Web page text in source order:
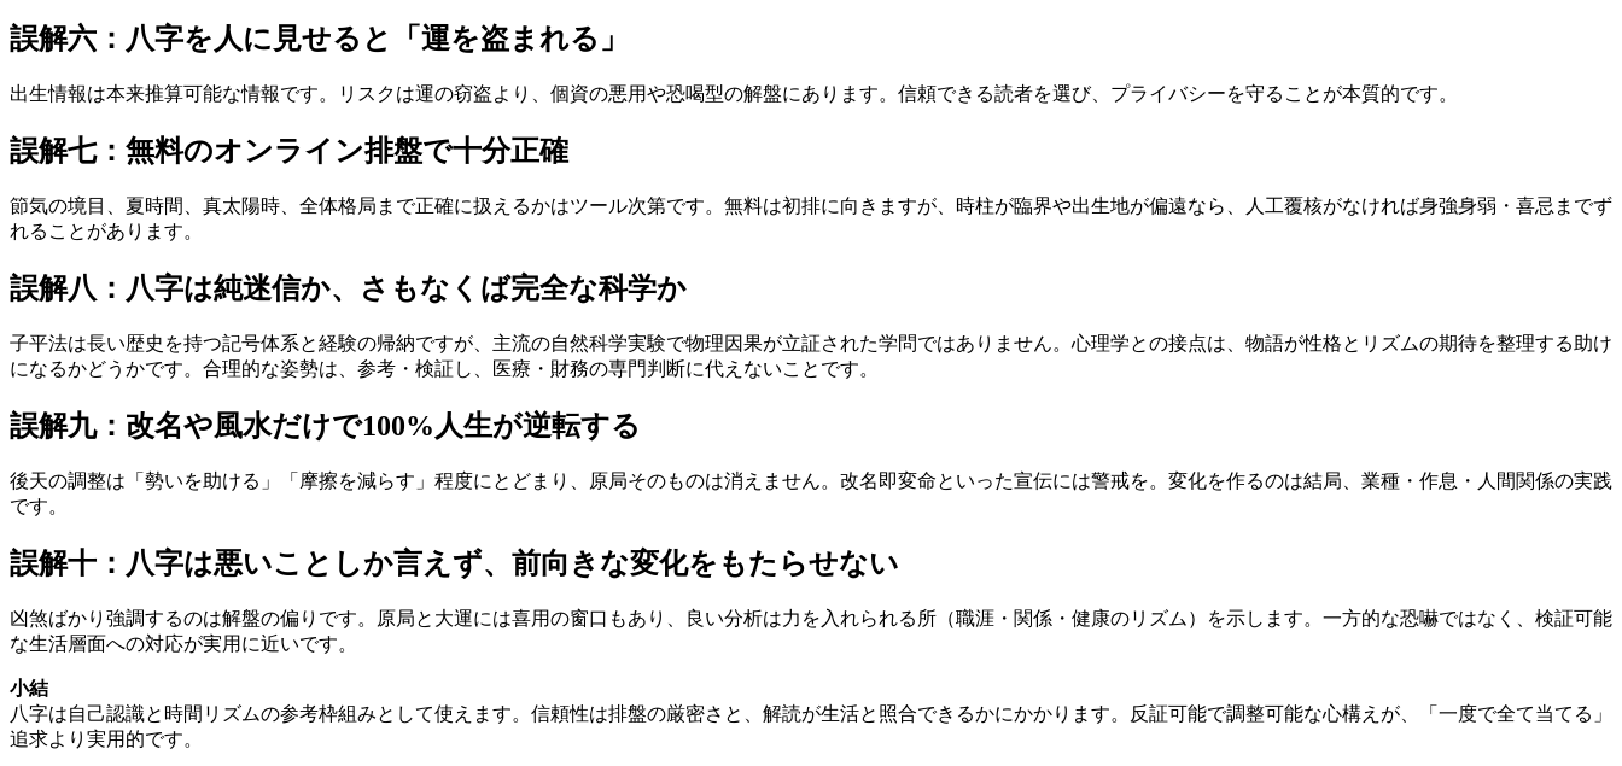
誤解六：八字を人に見せると「運を盗まれる」
出生情報は本来推算可能な情報です。リスクは運の窃盗より、個資の悪用や恐喝型の解盤にあります。信頼できる読者を選び、プライバシーを守ることが本質的です。
誤解七：無料のオンライン排盤で十分正確
節気の境目、夏時間、真太陽時、全体格局まで正確に扱えるかはツール次第です。無料は初排に向きますが、時柱が臨界や出生地が偏遠なら、人工覆核がなければ身強身弱・喜忌までず
れることがあります。
誤解八：八字は純迷信か、さもなくば完全な科学か
子平法は長い歴史を持つ記号体系と経験の帰納ですが、主流の自然科学実験で物理因果が立証された学問ではありません。心理学との接点は、物語が性格とリズムの期待を整理する助け
になるかどうかです。合理的な姿勢は、参考・検証し、医療・財務の専門判断に代えないことです。
誤解九：改名や風水だけで100%人生が逆転する
後天の調整は「勢いを助ける」「摩擦を減らす」程度にとどまり、原局そのものは消えません。改名即変命といった宣伝には警戒を。変化を作るのは結局、業種・作息・人間関係の実践
です。
誤解十：八字は悪いことしか言えず、前向きな変化をもたらせない
凶煞ばかり強調するのは解盤の偏りです。原局と大運には喜用の窗口もあり、良い分析は力を入れられる所（職涯・関係・健康のリズム）を示します。一方的な恐嚇ではなく、検証可能
な生活層面への対応が実用に近いです。
小結
八字は自己認識と時間リズムの参考枠組みとして使えます。信頼性は排盤の厳密さと、解読が生活と照合できるかにかかります。反証可能で調整可能な心構えが、「一度で全て当てる」
追求より実用的です。